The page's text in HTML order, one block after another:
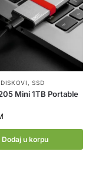
,SSD
Mini 1TB Portable
Dodaj u korpu